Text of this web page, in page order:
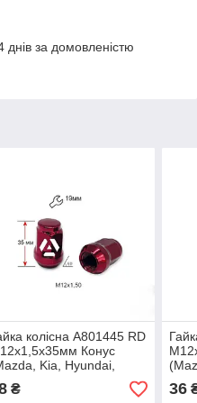
за домовленістю
колісна A801445 RD
Конус
Kia, Hyundai,
Закрита
Хром Ключ 19
₴ 36